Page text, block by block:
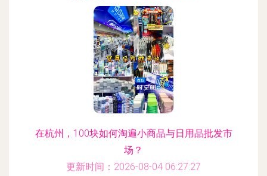
在杭州，100块如何淘遍小商品与日用品批发市
场？
更新时间：2026-08-04 06:27:27